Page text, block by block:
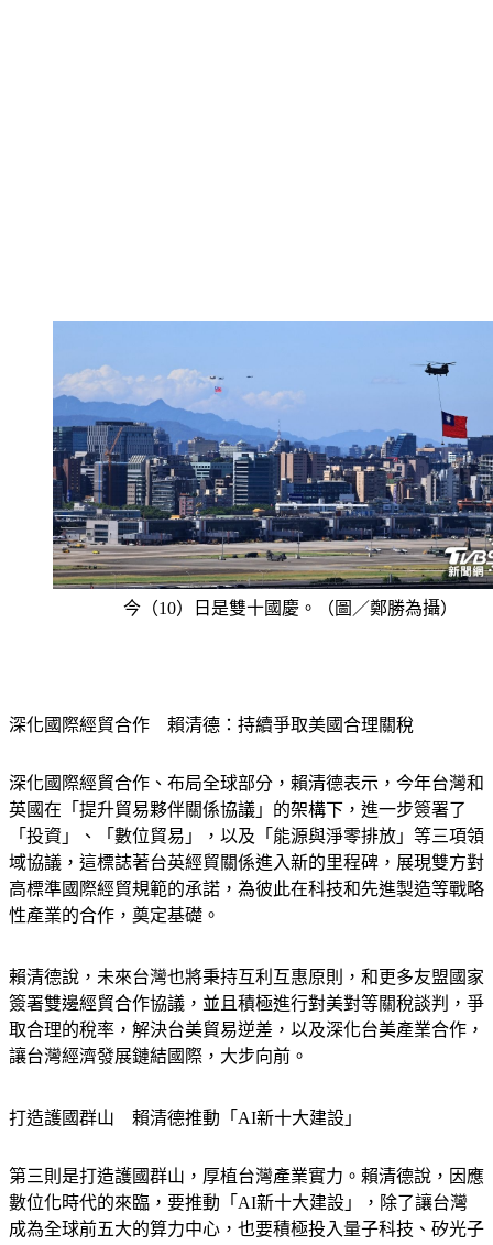
今（10）日是雙十國慶。（圖／鄭勝為攝）
英國在「提升貿易夥伴關係協議」的架構下，進一步簽署了
「投資」、「數位貿易」，以及「能源與淨零排放」等三項領
域協議，這標誌著台英經貿關係進入新的里程碑，展現雙方對
高標準國際經貿規範的承諾，為彼此在科技和先進製造等戰略
性產業的合作，奠定基礎。
簽署雙邊經貿合作協議，並且積極進行對美對等關稅談判，爭
取合理的稅率，解決台美貿易逆差，以及深化台美產業合作，
讓台灣經濟發展鏈結國際，大步向前。
數位化時代的來臨，要推動「AI新十大建設」，除了讓台灣
成為全球前五大的算力中心，也要積極投入量子科技、矽光子
與機器人等三大關鍵技術的研發，協助百工百業導入AI工